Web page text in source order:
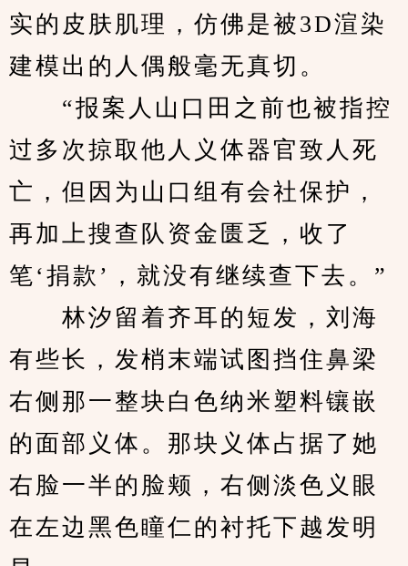
实的皮肤肌理，仿佛是被3D渲染
建模出的人偶般毫无真切。
“报案人山口田之前也被指控
过多次掠取他人义体器官致人死
亡，但因为山口组有会社保护，
再加上搜查队资金匮乏，收了
笔‘捐款’，就没有继续查下去。”
林汐留着齐耳的短发，刘海
有些长，发梢末端试图挡住鼻梁
右侧那一整块白色纳米塑料镶嵌
的面部义体。那块义体占据了她
右脸一半的脸颊，右侧淡色义眼
在左边黑色瞳仁的衬托下越发明